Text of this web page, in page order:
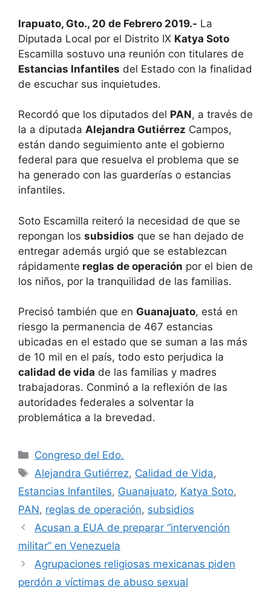
Irapuato, Gto., 20 de Febrero 2019.- La
Diputada Local por el Distrito IX Katya Soto
Escamilla sostuvo una reunión con titulares de
Estancias Infantiles del Estado con la finalidad
de escuchar sus inquietudes.
Recordó que los diputados del PAN, a través de
la a diputada Alejandra Gutiérrez Campos,
están dando seguimiento ante el gobierno
federal para que resuelva el problema que se
ha generado con las guarderías o estancias
infantiles.
Soto Escamilla reiteró la necesidad de que se
repongan los subsidios que se han dejado de
entregar además urgió que se establezcan
rápidamente reglas de operación por el bien de
los niños, por la tranquilidad de las familias.
Precisó también que en Guanajuato, está en
riesgo la permanencia de 467 estancias
ubicadas en el estado que se suman a las más
de 10 mil en el país, todo esto perjudica la
calidad de vida de las familias y madres
trabajadoras. Conminó a la reflexión de las
autoridades federales a solventar la
problemática a la brevedad.
Categorías
Congreso del Edo.
Etiquetas
Alejandra Gutiérrez, Calidad de Vida,
Estancias Infantiles, Guanajuato, Katya Soto,
PAN, reglas de operación, subsidios
Acusan a EUA de preparar “intervención
militar” en Venezuela
Agrupaciones religiosas mexicanas piden
perdón a víctimas de abuso sexual